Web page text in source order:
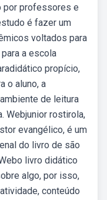
por professores e
é fazer um
voltados para
a escola
propício,
o aluno, a
de leitura
Webjunior rostirola,
evangélico, é um
do livro de são
livro didático
algo, por isso,
conteúdo